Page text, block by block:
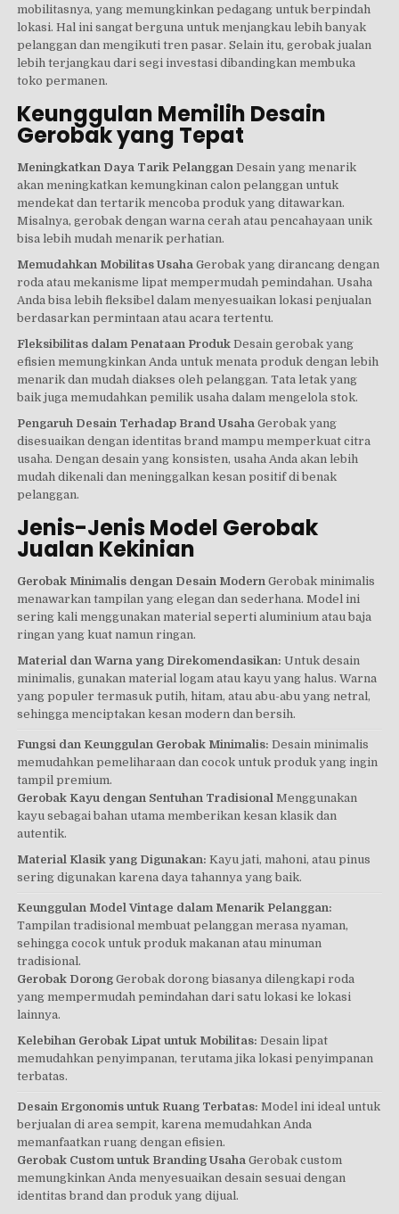
mobilitasnya, yang memungkinkan pedagang untuk berpindah
lokasi. Hal ini sangat berguna untuk menjangkau lebih banyak
pelanggan dan mengikuti tren pasar. Selain itu, gerobak jualan
lebih terjangkau dari segi investasi dibandingkan membuka
toko permanen.
Keunggulan Memilih Desain
Gerobak yang Tepat
Meningkatkan Daya Tarik Pelanggan Desain yang menarik
akan meningkatkan kemungkinan calon pelanggan untuk
mendekat dan tertarik mencoba produk yang ditawarkan.
Misalnya, gerobak dengan warna cerah atau pencahayaan unik
bisa lebih mudah menarik perhatian.
Memudahkan Mobilitas Usaha Gerobak yang dirancang dengan
roda atau mekanisme lipat mempermudah pemindahan. Usaha
Anda bisa lebih fleksibel dalam menyesuaikan lokasi penjualan
berdasarkan permintaan atau acara tertentu.
Fleksibilitas dalam Penataan Produk Desain gerobak yang
efisien memungkinkan Anda untuk menata produk dengan lebih
menarik dan mudah diakses oleh pelanggan. Tata letak yang
baik juga memudahkan pemilik usaha dalam mengelola stok.
Pengaruh Desain Terhadap Brand Usaha Gerobak yang
disesuaikan dengan identitas brand mampu memperkuat citra
usaha. Dengan desain yang konsisten, usaha Anda akan lebih
mudah dikenali dan meninggalkan kesan positif di benak
pelanggan.
Jenis-Jenis Model Gerobak
Jualan Kekinian
Gerobak Minimalis dengan Desain Modern Gerobak minimalis
menawarkan tampilan yang elegan dan sederhana. Model ini
sering kali menggunakan material seperti aluminium atau baja
ringan yang kuat namun ringan.
Material dan Warna yang Direkomendasikan: Untuk desain
minimalis, gunakan material logam atau kayu yang halus. Warna
yang populer termasuk putih, hitam, atau abu-abu yang netral,
sehingga menciptakan kesan modern dan bersih.
Fungsi dan Keunggulan Gerobak Minimalis: Desain minimalis
memudahkan pemeliharaan dan cocok untuk produk yang ingin
tampil premium.
Gerobak Kayu dengan Sentuhan Tradisional Menggunakan
kayu sebagai bahan utama memberikan kesan klasik dan
autentik.
Material Klasik yang Digunakan: Kayu jati, mahoni, atau pinus
sering digunakan karena daya tahannya yang baik.
Keunggulan Model Vintage dalam Menarik Pelanggan:
Tampilan tradisional membuat pelanggan merasa nyaman,
sehingga cocok untuk produk makanan atau minuman
tradisional.
Gerobak Dorong Gerobak dorong biasanya dilengkapi roda
yang mempermudah pemindahan dari satu lokasi ke lokasi
lainnya.
Kelebihan Gerobak Lipat untuk Mobilitas: Desain lipat
memudahkan penyimpanan, terutama jika lokasi penyimpanan
terbatas.
Desain Ergonomis untuk Ruang Terbatas: Model ini ideal untuk
berjualan di area sempit, karena memudahkan Anda
memanfaatkan ruang dengan efisien.
Gerobak Custom untuk Branding Usaha Gerobak custom
memungkinkan Anda menyesuaikan desain sesuai dengan
identitas brand dan produk yang dijual.